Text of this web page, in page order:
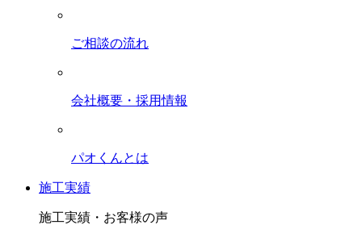
ご相談の流れ
会社概要・採用情報
パオくんとは
施工実績
施工実績・お客様の声